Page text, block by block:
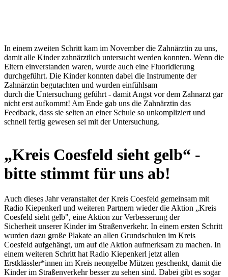
In einem zweiten Schritt kam im November die Zahnärztin zu uns,
damit alle Kinder zahnärztlich untersucht werden konnten. Wenn die
Eltern einverstanden waren, wurde auch eine Fluoridierung
durchgeführt. Die Kinder konnten dabei die Instrumente der
Zahnärztin begutachten und wurden einfühlsam
durch die Untersuchung geführt - damit Angst vor dem Zahnarzt gar
nicht erst aufkommt! Am Ende gab uns die Zahnärztin das
Feedback, dass sie selten an einer Schule so unkompliziert und
schnell fertig gewesen sei mit der Untersuchung.
„Kreis Coesfeld sieht gelb“ -
bitte stimmt für uns ab!
Auch dieses Jahr veranstaltet der Kreis Coesfeld gemeinsam mit
Radio Kiepenkerl und weiteren Partnern wieder die Aktion „Kreis
Coesfeld sieht gelb", eine Aktion zur Verbesserung der
Sicherheit unserer Kinder im Straßenverkehr. In einem ersten Schritt
wurden dazu große Plakate an allen Grundschulen im Kreis
Coesfeld aufgehängt, um auf die Aktion aufmerksam zu machen. In
einem weiteren Schritt hat Radio Kiepenkerl jetzt allen
Erstklässler*innen im Kreis neongelbe Mützen geschenkt, damit die
Kinder im Straßenverkehr besser zu sehen sind. Dabei gibt es sogar